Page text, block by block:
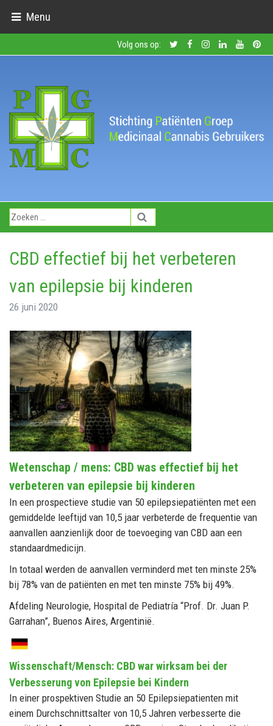
Menu
Volg ons op:
CBD effectief bij het verbeteren
van epilepsie bij kinderen
26 juni 2020
Wetenschap / mens: CBD was effectief bij het
verbeteren van epilepsie bij kinderen
In een prospectieve studie van 50 epilepsiepatiënten met een
gemiddelde leeftijd van 10,5 jaar verbeterde de frequentie van
aanvallen aanzienlijk door de toevoeging van CBD aan een
standaardmedicijn.
In totaal werden de aanvallen verminderd met ten minste 25%
bij 78% van de patiënten en met ten minste 75% bij 49%.
Afdeling Neurologie, Hospital de Pediatría “Prof. Dr. Juan P.
Garrahan”, Buenos Aires, Argentinië.
Wissenschaft/Mensch: CBD war wirksam bei der
Verbesserung von Epilepsie bei Kindern
In einer prospektiven Studie an 50 Epilepsiepatienten mit
einem Durchschnittsalter von 10,5 Jahren verbesserte die